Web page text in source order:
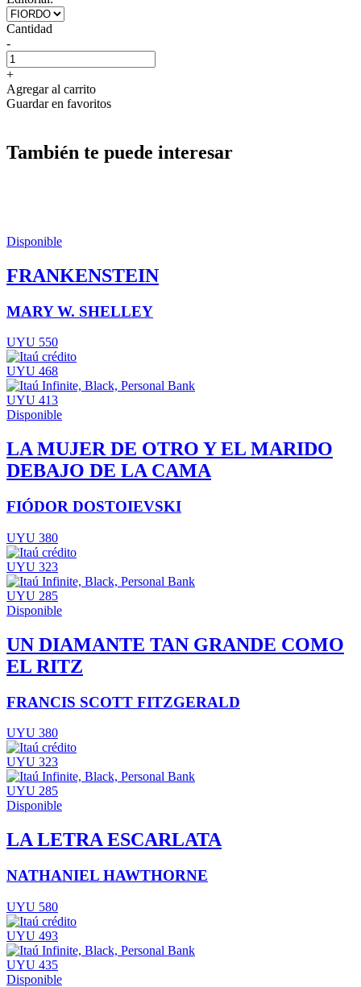
Cantidad
-
+
Agregar al carrito
Guardar en favoritos
También te puede interesar
Disponible
FRANKENSTEIN
MARY W. SHELLEY
UYU 550
UYU 468
UYU 413
Disponible
LA MUJER DE OTRO Y EL MARIDO
DEBAJO DE LA CAMA
FIÓDOR DOSTOIEVSKI
UYU 380
UYU 323
UYU 285
Disponible
UN DIAMANTE TAN GRANDE COMO
EL RITZ
FRANCIS SCOTT FITZGERALD
UYU 380
UYU 323
UYU 285
Disponible
LA LETRA ESCARLATA
NATHANIEL HAWTHORNE
UYU 580
UYU 493
UYU 435
Disponible